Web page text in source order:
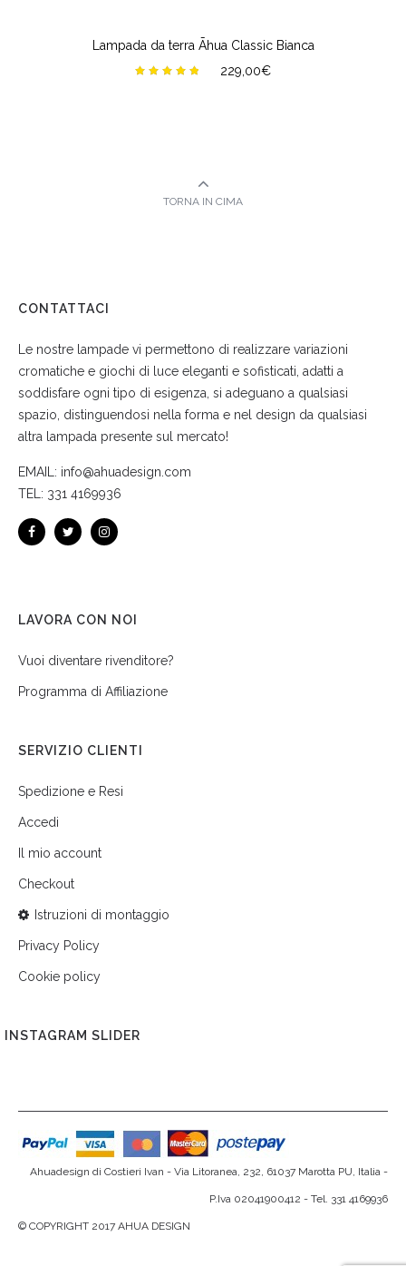
Lampada da terra Āhua Classic Bianca
229,00€
TORNA IN CIMA
CONTATTACI
Le nostre lampade vi permettono di realizzare variazioni
cromatiche e giochi di luce eleganti e sofisticati, adatti a
soddisfare ogni tipo di esigenza, si adeguano a qualsiasi
spazio, distinguendosi nella forma e nel design da qualsiasi
altra lampada presente sul mercato!
EMAIL: info@ahuadesign.com
TEL: 331 4169936
LAVORA CON NOI
Vuoi diventare rivenditore?
Programma di Affiliazione
SERVIZIO CLIENTI
Spedizione e Resi
Accedi
Il mio account
Checkout
Istruzioni di montaggio
Privacy Policy
Cookie policy
INSTAGRAM SLIDER
Ahuadesign di Costieri Ivan - Via Litoranea, 232, 61037 Marotta PU, Italia -
P.Iva 02041900412 - Tel. 331 4169936
© COPYRIGHT 2017 AHUA DESIGN